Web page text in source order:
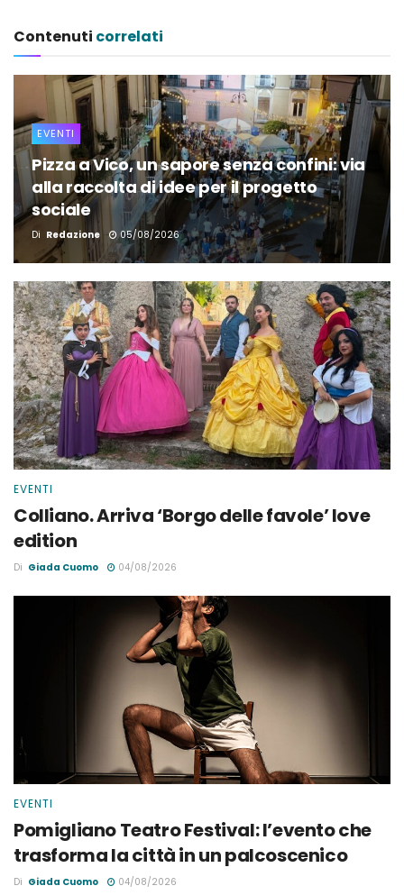
Contenuti correlati
EVENTI
Pizza a Vico, un sapore senza confini: via
alla raccolta di idee per il progetto
sociale
Di Redazione 05/08/2026
EVENTI
Colliano. Arriva ‘Borgo delle favole’ love
edition
Di Giada Cuomo 04/08/2026
EVENTI
Pomigliano Teatro Festival: l’evento che
trasforma la città in un palcoscenico
Di Giada Cuomo 04/08/2026